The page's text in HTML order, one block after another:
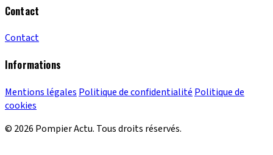
Contact
Contact
Informations
Mentions légales Politique de confidentialité Politique de
cookies
© 2026 Pompier Actu. Tous droits réservés.